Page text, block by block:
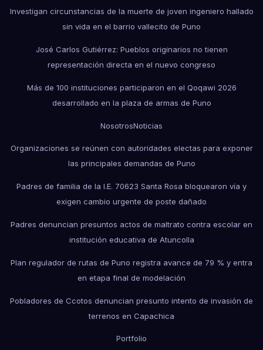
Investigan circunstancias de la muerte de joven ingeniero hallado
sin vida en el barrio vallecito de Puno
José Carlos Gutiérrez: Pueblos originarios no tienen
representación directa en el nuevo congreso
Más de 100 instituciones participaron en el Qoqawi 2026
desarrollado en la plaza de armas de Puno
NosotrosNoticias
Organizaciones se reúnen con autoridades electas para exponer
las principales demandas de Puno
Padres de familia de la I.E. 70623 Santa Rosa bloquearon vía y
exigen cambio urgente de poste dañado
Padres denuncian presuntos actos de maltrato contra escolar en
institución educativa de Atuncolla
Plan regulador de rutas de Puno registra avance de 79 % y entra
en etapa final de modelación
Pobladores de Ccotos denuncian presunto intento de invasión de
terrenos en Capachica
Portfolio